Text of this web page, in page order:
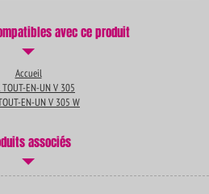
avec ce produit
Accueil
TOUT-EN-UN V 305
EN-UN V 305 W
associés